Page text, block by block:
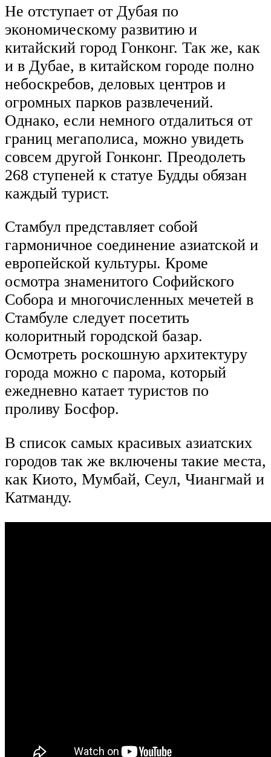
Не отступает от Дубая по
экономическому развитию и
китайский город Гонконг. Так же, как
и в Дубае, в китайском городе полно
небоскребов, деловых центров и
огромных парков развлечений.
Однако, если немного отдалиться от
границ мегаполиса, можно увидеть
совсем другой Гонконг. Преодолеть
268 ступеней к статуе Будды обязан
каждый турист.
Стамбул представляет собой
гармоничное соединение азиатской и
европейской культуры. Кроме
осмотра знаменитого Софийского
Собора и многочисленных мечетей в
Стамбуле следует посетить
колоритный городской базар.
Осмотреть роскошную архитектуру
города можно с парома, который
ежедневно катает туристов по
проливу Босфор.
В список самых красивых азиатских
городов так же включены такие места,
как Киото, Мумбай, Сеул, Чиангмай и
Катманду.